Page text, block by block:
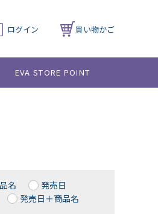
ログイン 買い物かご
EVA STORE POINT
名
発売日
発売日＋商品名